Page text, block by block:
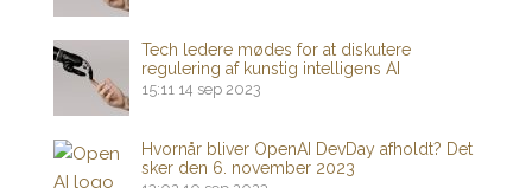
Tech ledere mødes for at diskutere
regulering af kunstig intelligens AI
15:11 14 sep 2023
Hvornår bliver OpenAI DevDay afholdt? Det
sker den 6. november 2023